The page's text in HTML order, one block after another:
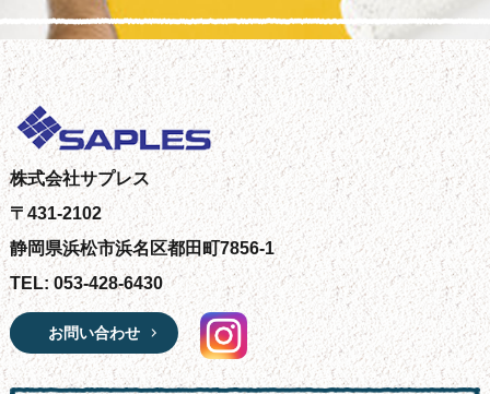
株式会社サプレス
〒431-2102
静岡県浜松市浜名区都田町7856-1
TEL: 053-428-6430
お問い合わせ